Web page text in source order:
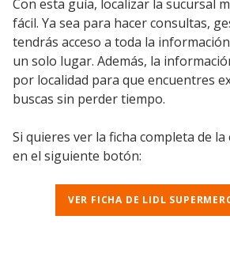
Con esta guía, localizar la sucursal
fácil. Ya sea para hacer consultas,
tendrás acceso a toda la
un solo lugar. Además, la
por localidad para que encuentres
buscas sin perder tiempo.
Si quieres ver la ficha completa de la
en el siguiente botón:
VER FICHA DE LIDL